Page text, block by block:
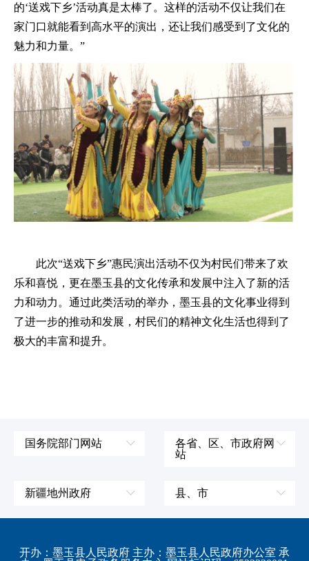
的‘送戏下乡’活动真是太棒了。这样的活动不仅让我们在
家门口就能看到高水平的演出，还让我们感受到了文化的
魅力和力量。”
此次“送戏下乡”惠民演出活动不仅为村民们带来了欢
乐和喜悦，更在墨玉县的文化传承和发展中注入了新的活
力和动力。通过此类活动的举办，墨玉县的文化事业得到
了进一步的推动和发展，村民们的精神文化生活也得到了
极大的丰富和提升。
国务院部门网站
国防部
教育部
各省、区、市政府网
站
江苏省
新疆地州政府
伊犁哈萨克自治州
县、市
皮山县
开办：墨玉县人民政府 主办：墨玉县人民政府办公室 承